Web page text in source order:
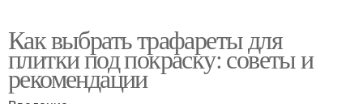
Как выбрать трафареты для
плитки под покраску: советы и
рекомендации